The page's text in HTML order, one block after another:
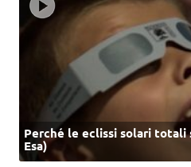
Perché le eclissi solari totali
Esa)